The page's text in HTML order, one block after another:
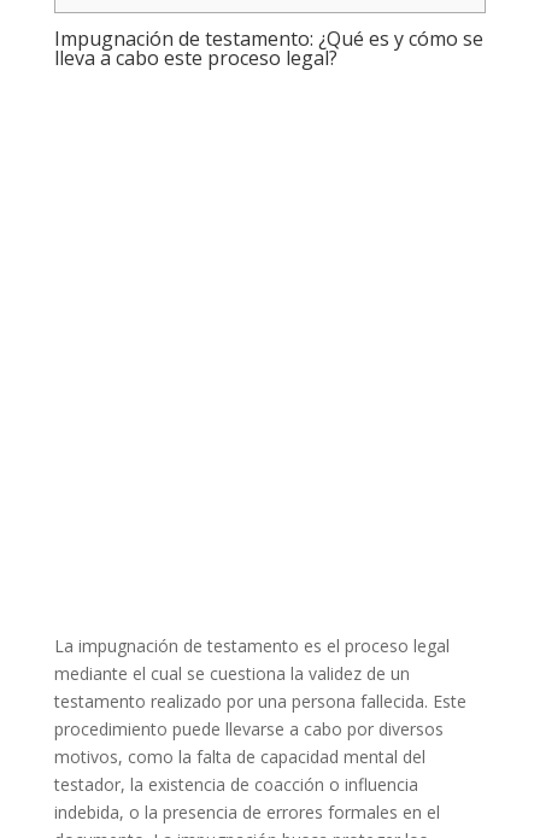
Impugnación de testamento: ¿Qué es y cómo se
lleva a cabo este proceso legal?
La impugnación de testamento es el proceso legal
mediante el cual se cuestiona la validez de un
testamento realizado por una persona fallecida. Este
procedimiento puede llevarse a cabo por diversos
motivos, como la falta de capacidad mental del
testador, la existencia de coacción o influencia
indebida, o la presencia de errores formales en el